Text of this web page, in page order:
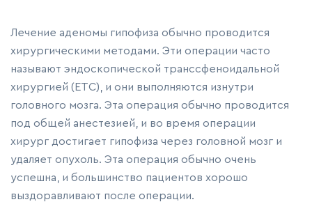
Лечение аденомы гипофиза обычно проводится
хирургическими методами. Эти операции часто
называют эндоскопической транссфеноидальной
хирургией (ETC), и они выполняются изнутри
головного мозга. Эта операция обычно проводится
под общей анестезией, и во время операции
хирург достигает гипофиза через головной мозг и
удаляет опухоль. Эта операция обычно очень
успешна, и большинство пациентов хорошо
выздоравливают после операции.